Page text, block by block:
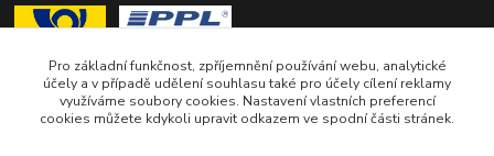
Pro základní funkčnost, zpříjemnění používání webu, analytické
účely a v případě udělení souhlasu také pro účely cílení reklamy
využíváme soubory cookies. Nastavení vlastních preferencí
cookies můžete kdykoli upravit odkazem ve spodní části stránek.